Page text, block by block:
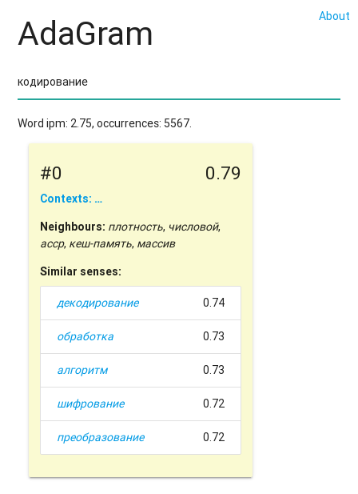
About
AdaGram
Word ipm: 2.75, occurrences: 5567.
#0 0.79
Contexts: …
Neighbours: плотность, числовой,
асср, кеш-память, массив
Similar senses:
декодирование 0.74
обработка 0.73
алгоритм 0.73
шифрование 0.72
преобразование 0.72